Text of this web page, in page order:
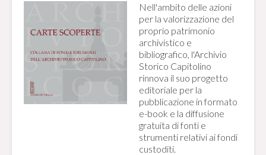
Nell'ambito delle azioni
per la valorizzazione del
proprio patrimonio
archivistico e
bibliografico, l'Archivio
Storico Capitolino
rinnova il suo progetto
editoriale per la
pubblicazione in formato
e-book e la diffusione
gratuita di fonti e
strumenti relativi ai fondi
custoditi.